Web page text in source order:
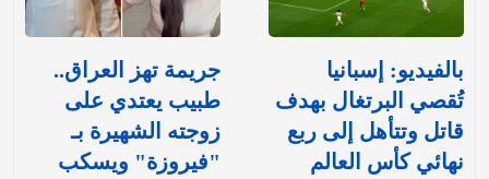
بالفيديو: إسبانيا
تُقصي البرتغال بهدف
قاتل وتتأهل إلى ربع
نهائي كأس العالم
جريمة تهز العراق..
طبيب يعتدي على
زوجته الشهيرة بـ
"فيروزة" ويسكب